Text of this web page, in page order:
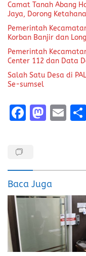
Camat Tanah Abang
Jaya, Dorong
Pemerintah
Korban Banjir dan
Pemerintah
Center 112 dan Data
Salah Satu Desa di
Se-sumsel
F
o
o
k
M
d
o
E
Baca Juga